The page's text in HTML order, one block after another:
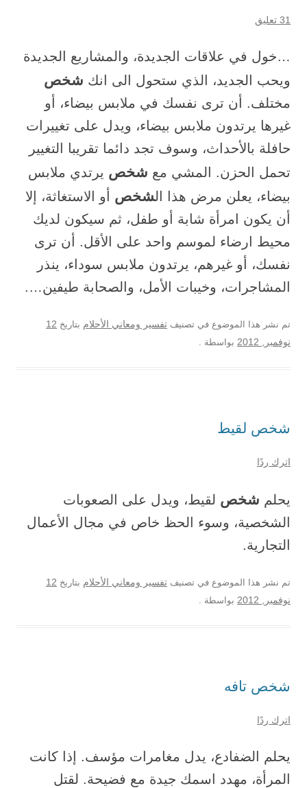
31 تعليق
…خول في علاقات الجديدة، والمشاريع الجديدة
ويحب الجديد، الذي ستحول الى انك شخص
مختلف. أن ترى نفسك في ملابس بيضاء، أو
غيرها يرتدون ملابس بيضاء، ويدل على تغييرات
حافلة بالأحداث، وسوف تجد دائما تقريبا التغيير
تحمل الحزن. المشي مع شخص يرتدي ملابس
بيضاء، يعلن مرض هذا الشخص أو الاستغاثة، إلا
أن يكون امرأة شابة أو طفل، ثم سيكون لديك
محيط ارضاء لموسم واحد على الأقل. أن ترى
نفسك، أو غيرهم، يرتدون ملابس سوداء، ينذر
المشاجرات، وخيبات الأمل، والصحابة طيفين….
تم نشر هذا الموضوع في تصنيف تفسير ومعاني الأحلام بتاريخ 12
نوفمبر, 2012
بواسطة .
شخص لقيط
اترك ردًا
يحلم شخص لقيط، ويدل على الصعوبات
الشخصية، وسوء الحظ خاص في مجال الأعمال
التجارية.
تم نشر هذا الموضوع في تصنيف تفسير ومعاني الأحلام بتاريخ 12
نوفمبر, 2012
بواسطة .
شخص تافه
اترك ردًا
يحلم الضفادع، يدل مغامرات مؤسف. إذا كانت
المرأة، مهدد اسمك جيدة مع فضيحة. لقتل